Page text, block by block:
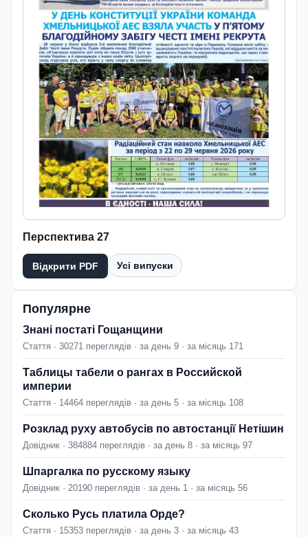
Перспектива 27
Відкрити PDF Усі випуски
Популярне
Знані постаті Гощанщини
Стаття · 30271 переглядів · за день 9 · за місяць 171
Таблицы табели о рангах в Российской
империи
Стаття · 14464 переглядів · за день 5 · за місяць 108
Розклад руху автобусів по автостанції Нетішин
Довідник · 384884 переглядів · за день 8 · за місяць 97
Шпаргалка по русскому языку
Довідник · 20190 переглядів · за день 1 · за місяць 56
Сколько Русь платила Орде?
Стаття · 15353 переглядів · за день 3 · за місяць 43